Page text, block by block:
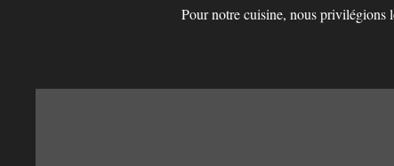
Pour notre cuisine, nous privilégions